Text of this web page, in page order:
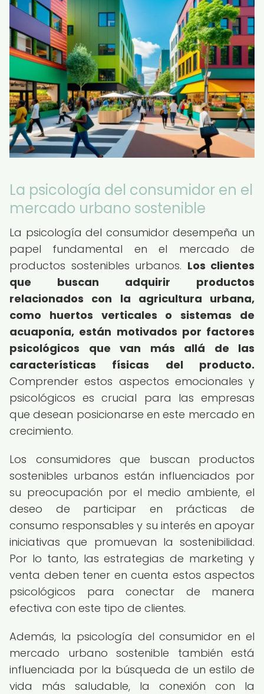
La psicología del consumidor en el
mercado urbano sostenible
La psicología del consumidor desempeña un
papel fundamental en el mercado de
productos sostenibles urbanos. Los clientes
que buscan adquirir productos
relacionados con la agricultura urbana,
como huertos verticales o sistemas de
acuaponía, están motivados por factores
psicológicos que van más allá de las
características físicas del producto.
Comprender estos aspectos emocionales y
psicológicos es crucial para las empresas
que desean posicionarse en este mercado en
crecimiento.
Los consumidores que buscan productos
sostenibles urbanos están influenciados por
su preocupación por el medio ambiente, el
deseo de participar en prácticas de
consumo responsables y su interés en apoyar
iniciativas que promuevan la sostenibilidad.
Por lo tanto, las estrategias de marketing y
venta deben tener en cuenta estos aspectos
psicológicos para conectar de manera
efectiva con este tipo de clientes.
Además, la psicología del consumidor en el
mercado urbano sostenible también está
influenciada por la búsqueda de un estilo de
vida más saludable, la conexión con la